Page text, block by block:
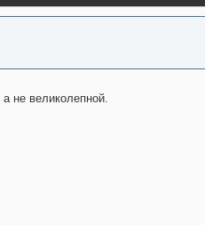
не великолепной.